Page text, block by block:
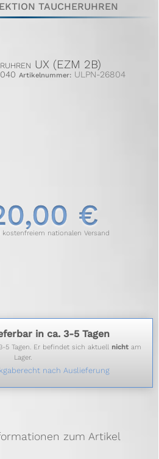
TAUCHERUHREN
UX (EZM 2B)
Artikelnummer:ULPN-26804
€
kostenfreiem nationalen Versand
in ca. 3-5 Tagen
5 Tagen. Er befindet sich aktuell nichtam
Lager.
nach Auslieferung
zum Artikel